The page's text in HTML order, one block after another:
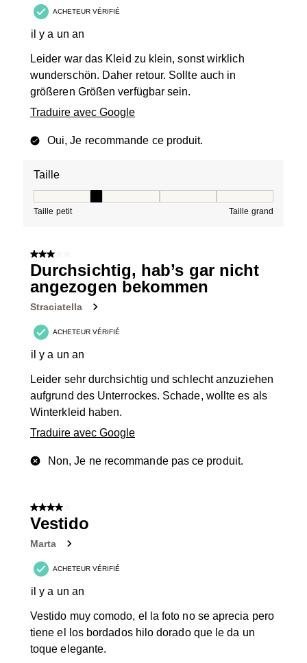
ACHETEUR VÉRIFIÉ
il y a un an
Leider war das Kleid zu klein, sonst wirklich
wunderschön. Daher retour. Sollte auch in
größeren Größen verfügbar sein.
Traduire avec Google
Oui, Je recommande ce produit.
Taille
Taille petit Taille grand
3 sur 5 étoiles.
Durchsichtig, hab’s gar nicht
angezogen bekommen
Straciatella
ACHETEUR VÉRIFIÉ
il y a un an
Leider sehr durchsichtig und schlecht anzuziehen
aufgrund des Unterrockes. Schade, wollte es als
Winterkleid haben.
Traduire avec Google
Non, Je ne recommande pas ce produit.
4 sur 5 étoiles.
Vestido
Marta
ACHETEUR VÉRIFIÉ
il y a un an
Vestido muy comodo, el la foto no se aprecia pero
tiene el los bordados hilo dorado que le da un
toque elegante.